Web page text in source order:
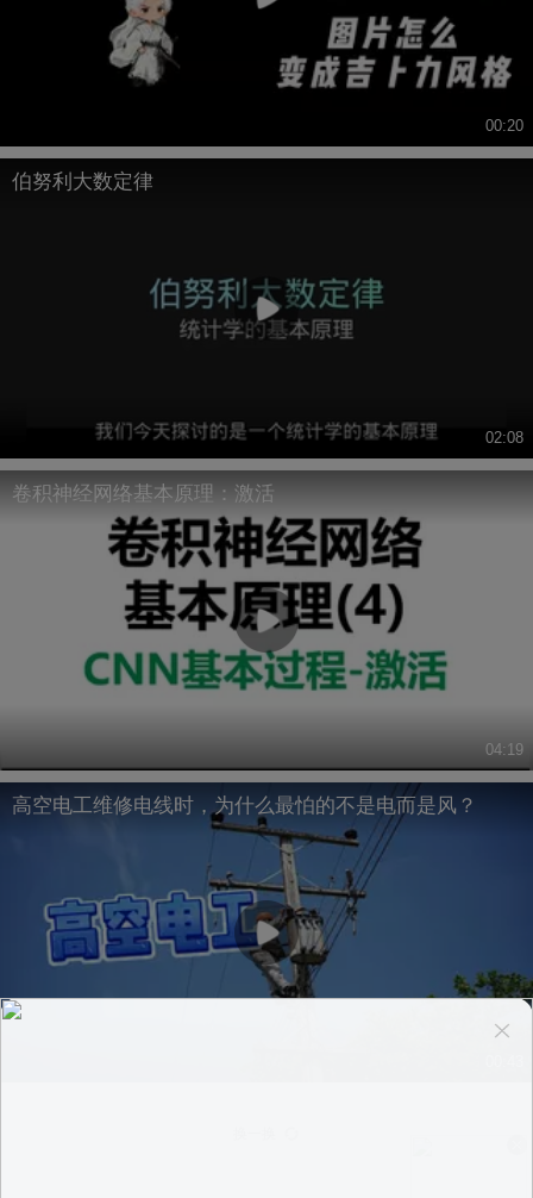
00:20
伯努利大数定律
02:08
卷积神经网络基本原理：激活
04:19
高空电工维修电线时，为什么最怕的不是电而是风？